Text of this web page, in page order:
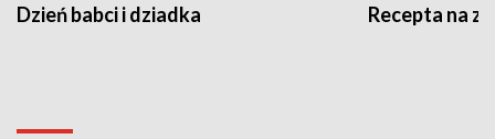
Dzień babci i dziadka Recepta na